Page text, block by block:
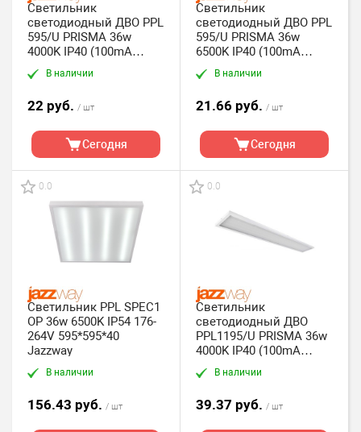
Светильник
светодиодный ДВО PPL
595/U PRISMA 36w
4000K IP40 (100mA
19mm) (уп. 4*1шт) Jaz
В наличии
22 руб. / шт
Сегодня
Светильник
светодиодный ДВО PPL
595/U PRISMA 36w
6500K IP40 (100mA
19mm) (уп. 4*1шт)
Jazzway
В наличии
21.66 руб. / шт
Сегодня
0.0
Светильник PPL SPEC1
OP 36w 6500K IP54 176-
264V 595*595*40
Jazzway
В наличии
156.43 руб. / шт
0.0
Светильник
светодиодный ДВО
PPL1195/U PRISMA 36w
4000K IP40 (100mA
19мм) (уп. 4*1шт) Jaz
В наличии
39.37 руб. / шт